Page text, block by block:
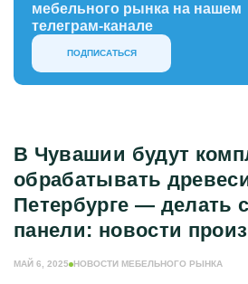
мебельного рынка на нашем
телеграм-канале
ПОДПИСАТЬСЯ
В Чувашии будут
обрабатывать
Петербурге — делать
панели: новости
МАЙ 6, 2025 НОВОСТИ МЕБЕЛЬНОГО РЫНКА